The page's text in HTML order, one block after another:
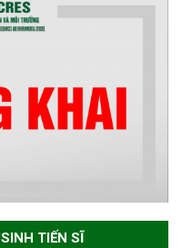
BÁO KẾ HOẠCH TỔ
HỌC BỔNG NAGAO
2025-2026
ƠN LỄ KỶ NIỆM 40
DỰNG VÀ PHÁT TRIỂN
2025) VÀ ĐÓN
TIẾN SĨ